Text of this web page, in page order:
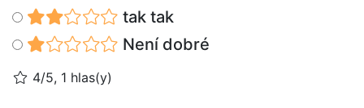
tak tak
Není dobré
4/5, 1 hlas(y)